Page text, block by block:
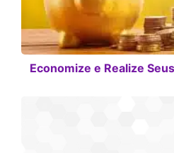
Economize e Realize